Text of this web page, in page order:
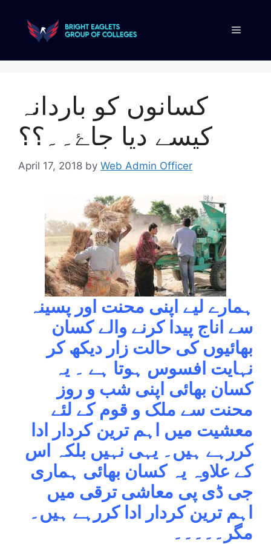
کسانوں کو باردانہ
کيسے ديا جاۓ۔۔؟؟
April 17, 2018 by Web Admin Officer
ہمارے لیے اپنی محنت اور پسینہ
سے اناج پیدا کرنے والے کسان
بھائیوں کی حالت زار دیکھ کر
نہایت افسوس ہوتا ہے ۔ یہ
کسان بھائی اپنی شب و روز
محنت سے ملک و قوم کے لئے
معشیت میں اہم ترین کردار ادا
کررہے ہیں۔ یہی نہیں بلکہ اس
کے علاوہ یہ کسان بھائی ہماری
جی ڈی پی معاشی ترقی میں
اہم ترین کردار ادا کررہے ہیں۔
مگر۔۔۔۔۔